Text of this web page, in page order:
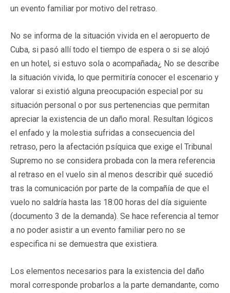
un evento familiar por motivo del retraso.
No se informa de la situación vivida en el aeropuerto de
Cuba, si pasó allí todo el tiempo de espera o si se alojó
en un hotel, si estuvo sola o acompañada¿ No se describe
la situación vivida, lo que permitiría conocer el escenario y
valorar si existió alguna preocupación especial por su
situación personal o por sus pertenencias que permitan
apreciar la existencia de un daño moral. Resultan lógicos
el enfado y la molestia sufridas a consecuencia del
retraso, pero la afectación psíquica que exige el Tribunal
Supremo no se considera probada con la mera referencia
al retraso en el vuelo sin al menos describir qué sucedió
tras la comunicación por parte de la compañía de que el
vuelo no saldría hasta las 18:00 horas del día siguiente
(documento 3 de la demanda). Se hace referencia al temor
a no poder asistir a un evento familiar pero no se
especifica ni se demuestra que existiera.
Los elementos necesarios para la existencia del daño
moral corresponde probarlos a la parte demandante, como